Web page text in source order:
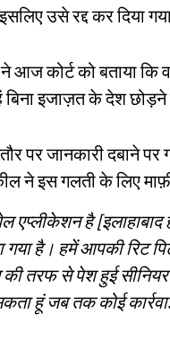
उसे रद्द कर दिया
आज कोर्ट को बताया कि
बिना इजाज़त के देश
पर जानकारी दबाने
ने इस गलती के लिए
एप्लीकेशन है
गया है। हमें आपकी रिट
की तरफ से पेश हुई
हूं जब तक कोई